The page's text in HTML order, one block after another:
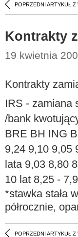
POPRZEDNI ARTYKUŁ Z
Kontrakty
19 kwietnia
Kontrakty
IRS -
/bank
BRE BH ING
9,24 9,10 9,05
lata 9,03 8,80
10 lat 8,25 -
*stawka stała
półrocznie,
POPRZEDNI ARTYKUŁ Z